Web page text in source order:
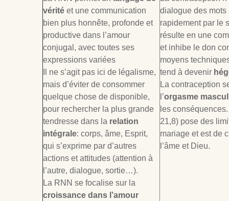
vérité et une communication
bien plus honnête, profonde et
productive dans l’amour
conjugal, avec toutes ses
expressions variées
Il ne s’agit pas ici de légalisme,
mais d’éviter de consommer
quelque chose de disponible,
pour rechercher la plus grande
tendresse dans la relation
intégrale: corps, âme, Esprit,
qui s’exprime par d’autres
actions et attitudes (attention à
l’autre, dialogue, sortie…).
La RNN se focalise sur la
croissance dans l’amour
dialogue des mots
rapidement par le
résulte en une
et inhibe le don
moyens
tend à devenir
La contraception
l’orgasme
les
21,8) pose des
mariage et est de
l’âme et Dieu.